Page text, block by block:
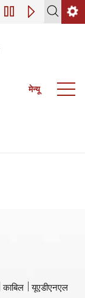
डिजिटल परिवर्तन
मेन्यू
काबिल
यूएडीएनएल